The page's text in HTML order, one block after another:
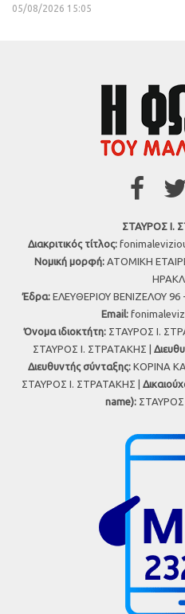
05/08/2026 15:05
ΣΤΑΥΡΟΣ Ι.
Διακριτικός τίτλος:
Νομική μορφή: ΑΤΟΜΙΚΗ
Έδρα: ΕΛΕΥΘΕΡΙΟΥ ΒΕΝΙΖΕΛΟΥ 96 -
Εmail:
Όνομα ιδιοκτήτη: ΣΤΑΥΡΟΣ Ι.
ΣΤΑΥΡΟΣ Ι. ΣΤΡΑΤΑΚΗΣ |
Διευθυντής σύνταξης:ΚΟΡΙΝΑ
ΣΤΑΥΡΟΣ Ι. ΣΤΡΑΤΑΚΗΣ |
name):ΣΤΑΥΡΟΣ